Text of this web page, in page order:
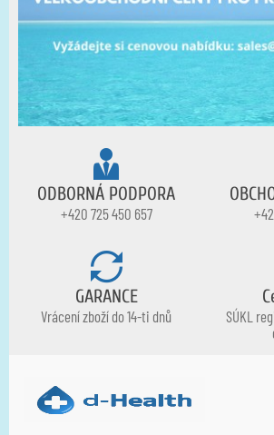
ODBORNÁ PODPORA
+420 725 450 657
GARANCE
Vrácení zboží do 14-ti dnů
SÚKL